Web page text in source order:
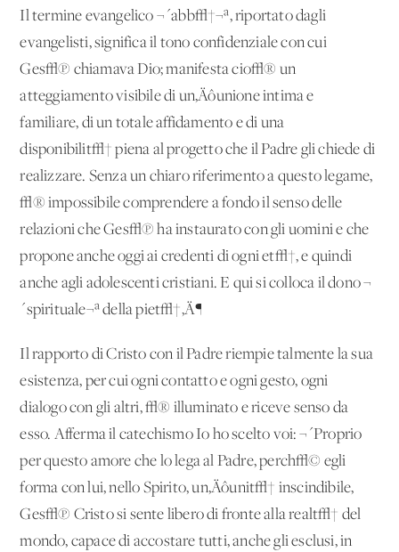
Il termine evangelico ¬´abb√†¬ª, riportato dagli
evangelisti, significa il tono confidenziale con cui
Ges√π chiamava Dio; manifesta cio√® un
atteggiamento visibile di un‚Äôunione intima e
familiare, di un totale affidamento e di una
disponibilit√† piena al progetto che il Padre gli chiede di
realizzare. Senza un chiaro riferimento a questo legame,
√® impossibile comprendere a fondo il senso delle
relazioni che Ges√π ha instaurato con gli uomini e che
propone anche oggi ai credenti di ogni et√†, e quindi
anche agli adolescenti cristiani. E qui si colloca il dono ¬
´spirituale¬ª della piet√†‚Ä¶
Il rapporto di Cristo con il Padre riempie talmente la sua
esistenza, per cui ogni contatto e ogni gesto, ogni
dialogo con gli altri, √® illuminato e riceve senso da
esso. Afferma il catechismo Io ho scelto voi: ¬´Proprio
per questo amore che lo lega al Padre, perch√© egli
forma con lui, nello Spirito, un‚Äôunit√† inscindibile,
Ges√π Cristo si sente libero di fronte alla realt√† del
mondo, capace di accostare tutti, anche gli esclusi, in